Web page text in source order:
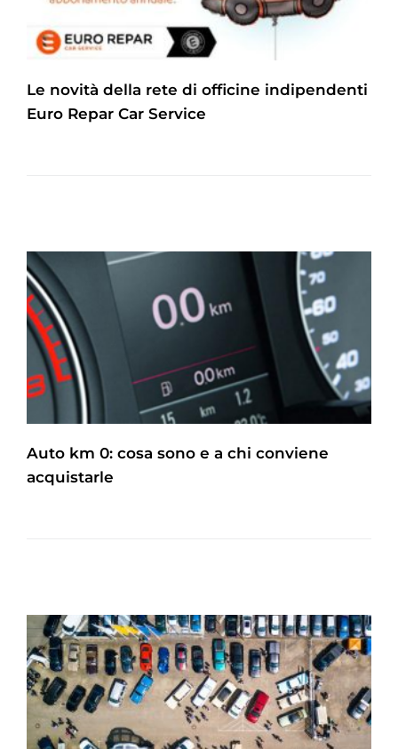
Le novità della rete di officine indipendenti
Euro Repar Car Service
Auto km 0: cosa sono e a chi conviene
acquistarle